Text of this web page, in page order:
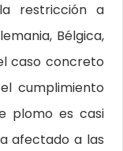
restricción a
Bélgica,
caso concreto
cumplimiento
plomo es casi
afectado a las